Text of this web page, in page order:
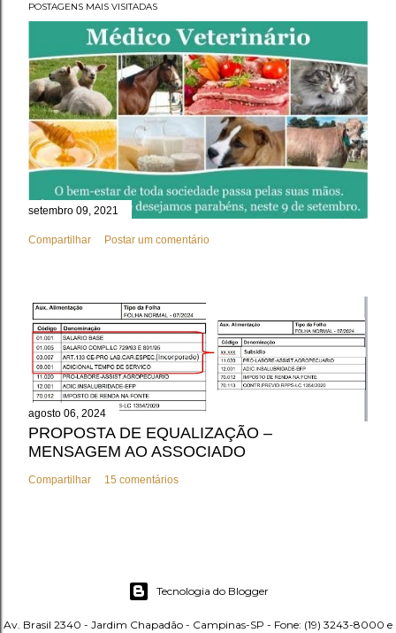
POSTAGENS MAIS VISITADAS
setembro 09, 2021
Compartilhar Postar um comentário
agosto 06, 2024
PROPOSTA DE EQUALIZAÇÃO –
MENSAGEM AO ASSOCIADO
Compartilhar 15 comentários
Tecnologia do Blogger
Av. Brasil 2340 - Jardim Chapadão - Campinas-SP - Fone: (19) 3243-8000 e